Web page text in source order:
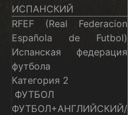
ИСПАНСКИЙ
RFEF (Real Federacion
Española de Futbol)
Испанская федерация
футбола
Категория 2
ФУТБОЛ
ФУТБОЛ+АНГЛИЙСКИЙ/